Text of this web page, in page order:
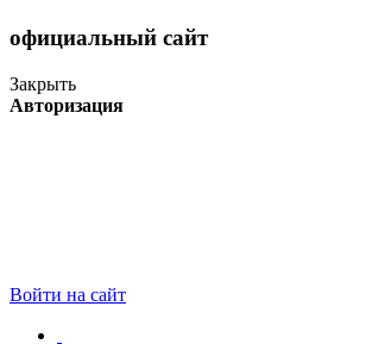
официальный сайт
Закрыть
Авторизация
Войти на сайт